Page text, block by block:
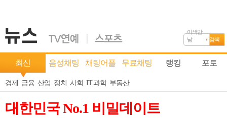
이색만
남
검색
최신 음성채팅 채팅어플 무료채팅 랭킹 포토
경제 금융 산업 정치 사회 IT.과학 부동산
대한민국 No.1 비밀데이트